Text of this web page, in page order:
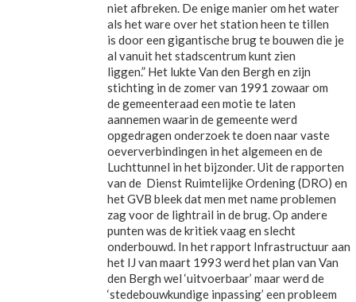
niet afbreken. De enige manier om het water
als het ware over het station heen te tillen
is door een gigantische brug te bouwen die je
al vanuit het stadscentrum kunt zien
liggen.” Het lukte Van den Bergh en zijn
stichting in de zomer van 1991 zowaar om
de gemeenteraad een motie te laten
aannemen waarin de gemeente werd
opgedragen onderzoek te doen naar vaste
oeververbindingen in het algemeen en de
Luchttunnel in het bijzonder. Uit de rapporten
van de Dienst Ruimtelijke Ordening (DRO) en
het GVB bleek dat men met name problemen
zag voor de lightrail in de brug. Op andere
punten was de kritiek vaag en slecht
onderbouwd. In het rapport Infrastructuur aan
het IJ van maart 1993 werd het plan van Van
den Bergh wel ‘uitvoerbaar’ maar werd de
‘stedebouwkundige inpassing’ een probleem